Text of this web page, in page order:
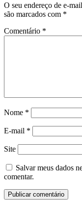
O seu endereço de e-
são marcados com *
Comentário *
Nome *
E-mail *
Site
Salvar meus dados
comentar.